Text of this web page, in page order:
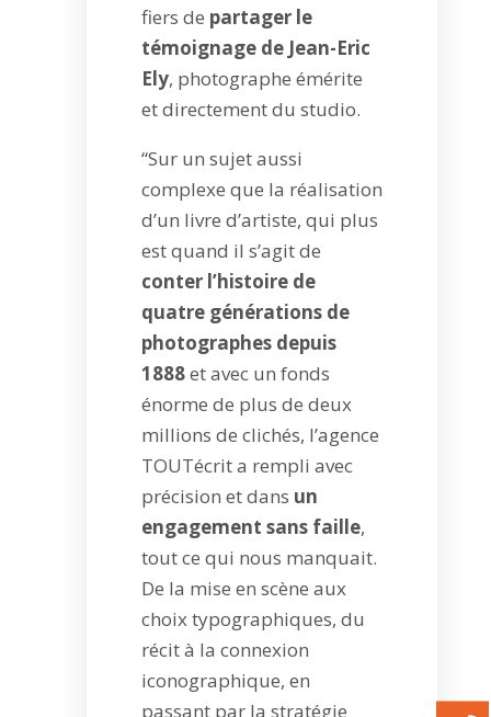
fiers de partager le
témoignage de Jean-Eric
Ely, photographe émérite
et directement du studio.
“Sur un sujet aussi
complexe que la réalisation
d’un livre d’artiste, qui plus
est quand il s’agit de
conter l’histoire de
quatre générations de
photographes depuis
1888et avec un fonds
énorme de plus de deux
millions de clichés, l’agence
TOUTécrit a rempli avec
précision et dans un
engagement sans faille,
tout ce qui nous manquait.
De la mise en scène aux
choix typographiques, du
récit à la connexion
iconographique, en
passant par la stratégie